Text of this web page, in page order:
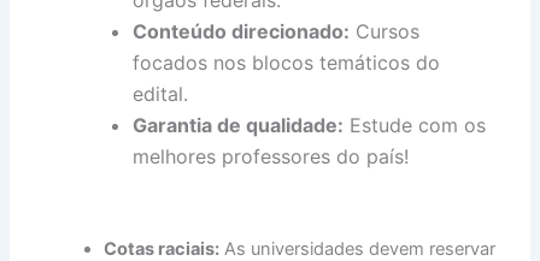
Conteúdo direcionado: Cursos
focados nos blocos temáticos do
edital.
Garantia de qualidade: Estude com os
melhores professores do país!
Cotas raciais: As universidades devem reservar